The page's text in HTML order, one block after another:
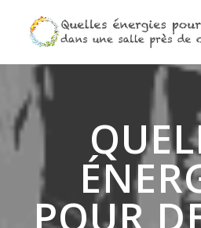
POUR